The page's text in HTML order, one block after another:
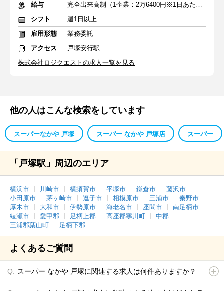
給与
完全出来高制（1企業：2万6400円※1日あたり）
シフト
週1日以上
雇用形態
業務委託
アクセス
戸塚安行駅
株式会社ロジクエストの求人一覧を見る
他の人はこんな検索をしています
スーパーなかや 戸塚 スーパー なかや 戸塚店 スーパー
「戸塚駅」周辺のエリア
横浜市 川崎市 横須賀市 平塚市 鎌倉市
藤沢市
小田原市
茅ヶ崎市 逗子市 相模原市 三浦市
秦野市
厚木市
大和市 伊勢原市 海老名市 座間市
南足柄市
綾瀬市
愛甲郡 足柄上郡 高座郡寒川町
中郡
三浦郡葉山町
足柄下郡
よくあるご質問
スーパー なかや 戸塚に関連する求人は何件ありますか？